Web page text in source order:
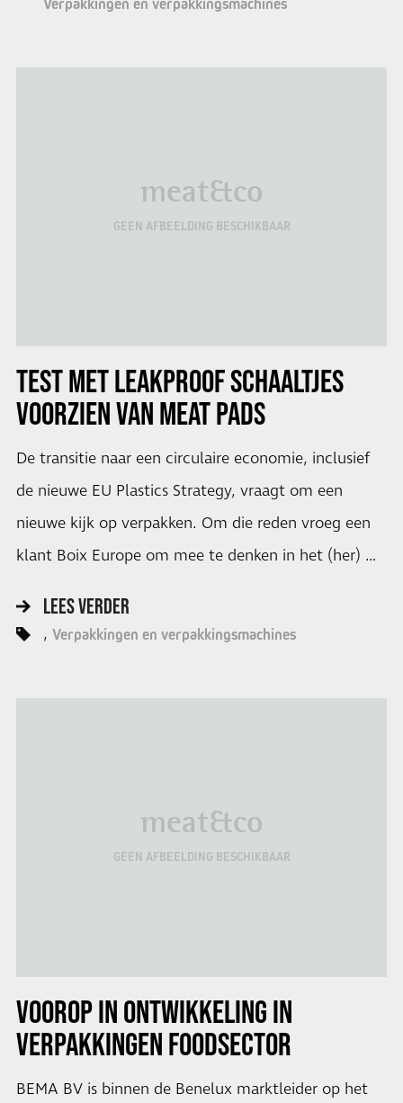
meat&co
GEEN AFBEELDING BESCHIKBAAR
TEST MET LEAKPROOF SCHAALTJES
VOORZIEN VAN MEAT PADS
De transitie naar een circulaire economie, inclusief
de nieuwe EU Plastics Strategy, vraagt om een
nieuwe kijk op verpakken. Om die reden vroeg een
klant Boix Europe om mee te denken in het (her) …
LEES VERDER
Verpakkingen en verpakkingsmachines
meat&co
GEEN AFBEELDING BESCHIKBAAR
VOOROP IN ONTWIKKELING IN
VERPAKKINGEN FOODSECTOR
BEMA BV is binnen de Benelux marktleider op het